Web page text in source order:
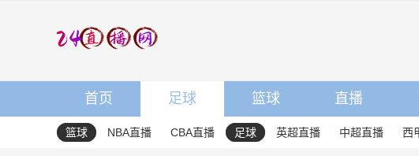
首页 足球 篮球 直播
篮球 NBA直播 CBA直播 足球 英超直播 中超直播 西